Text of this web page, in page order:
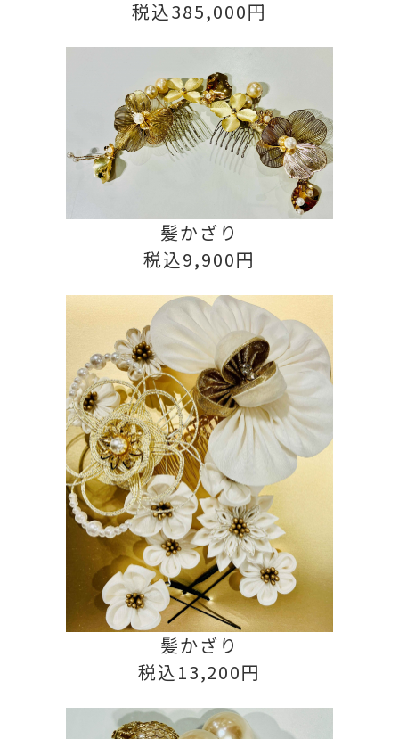
税込385,000円
髪かざり
税込9,900円
髪かざり
税込13,200円